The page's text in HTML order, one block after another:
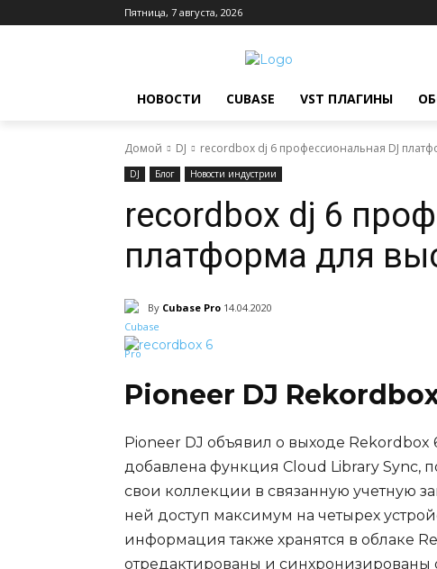
Пятница, 7 августа, 2026
НОВОСТИ CUBASE VST ПЛАГИНЫ
Домой DJ recordbox dj 6 профессиональная DJ
DJ Блог Новости индустрии
recordbox dj 6
платформа для
By Cubase Pro 14.04.2020
Pioneer DJ R
Pioneer DJ объявил о выходе
добавлена ​​функция Cloud Library Sync,
свои коллекции в связанную учетную
ней доступ максимум на четырех
информация также хранятся в облаке
отредактированы и синхронизированы